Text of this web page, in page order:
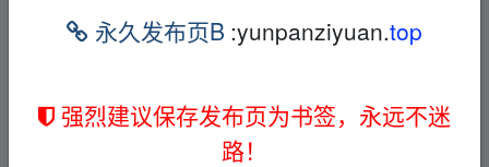
_fr、om w_ww.y、un、pan﹏zi﹏yu▪an.xy z
免责声明
1，本站所有内容均为站内网盘爱好者分享发布的网盘链接
永久发布页B :yunpanziyuan.top
强烈建议保存发布页为书签，永远不迷
路！